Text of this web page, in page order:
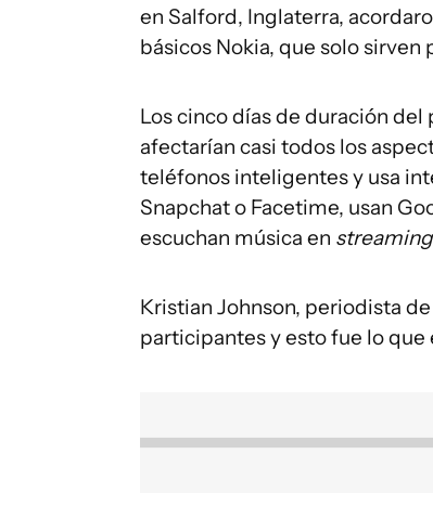
en Salford, Inglaterra,
básicos Nokia, que solo
Los cinco días de duración del
afectarían casi todos los
teléfonos inteligentes y usa
Snapchat o Facetime, usan
escuchan música en streaming
Kristian Johnson, periodista
participantes y esto fue lo que